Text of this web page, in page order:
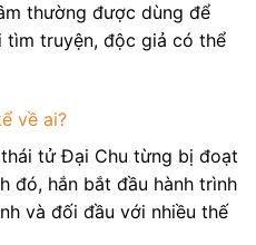
thường được dùng để
tìm truyện, độc giả có thể
về ai?
tử Đại Chu từng bị đoạt
đó, hắn bắt đầu hành trình
và đối đầu với nhiều thế